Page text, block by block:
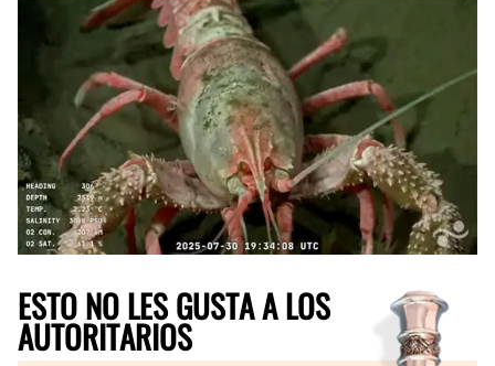
ESTO NO LES GUSTA A LOS
AUTORITARIOS